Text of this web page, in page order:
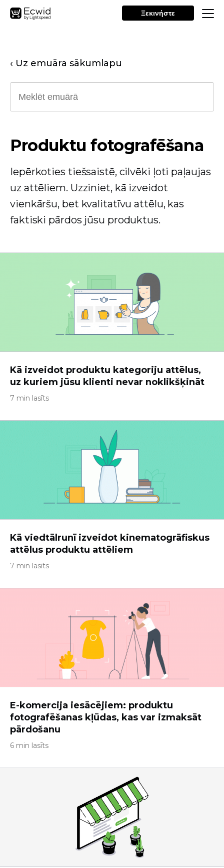
Ξεκινήστε
‹ Uz emuāra sākumlapu
Produktu fotografēšana
Iepērkoties tiešsaistē, cilvēki ļoti paļaujas
uz attēliem. Uzziniet, kā izveidot
vienkāršu, bet kvalitatīvu attēlu, kas
faktiski pārdos jūsu produktus.
Kā izveidot produktu kategoriju attēlus,
uz kuriem jūsu klienti nevar noklikšķināt
7 min lasīts
Kā viedtālrunī izveidot kinematogrāfiskus
attēlus produktu attēliem
7 min lasīts
E-komercija iesācējiem: produktu
fotografēšanas kļūdas, kas var izmaksāt
pārdošanu
6 min lasīts